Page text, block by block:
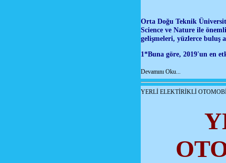
Orta Doğu Teknik
Science ve Nature ile
gelişmeleri, yüzlerce buluş
1*Buna göre, 2019'un en
Devamını Oku...
YERLİ ELEKTİRİKLİ